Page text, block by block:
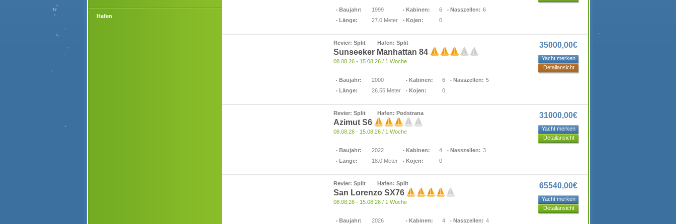
Baujahr:
1999
Länge:
27.0 Meter
Kabinen:
6
Kojen:
0
Nasszellen: 6
Revier: Split Hafen: Split
Sunseeker Manhattan 84
08.08.26 - 15.08.26 / 1 Woche
Baujahr:
2000
Länge:
26.55 Meter
Kabinen:
6
Kojen:
0
Nasszellen: 5
35000,00€
Yacht merken
Detailansicht
Revier: Split Hafen: Podstrana
Azimut S6
08.08.26 - 15.08.26 / 1 Woche
Baujahr:
2022
Länge:
18.0 Meter
Kabinen:
4
Kojen:
0
Nasszellen: 3
31000,00€
Yacht merken
Detailansicht
Revier: Split Hafen: Split
San Lorenzo SX76
08.08.26 - 15.08.26 / 1 Woche
Baujahr:
2026
Kabinen:
4
Nasszellen: 4
65540,00€
Yacht merken
Detailansicht
Hafen